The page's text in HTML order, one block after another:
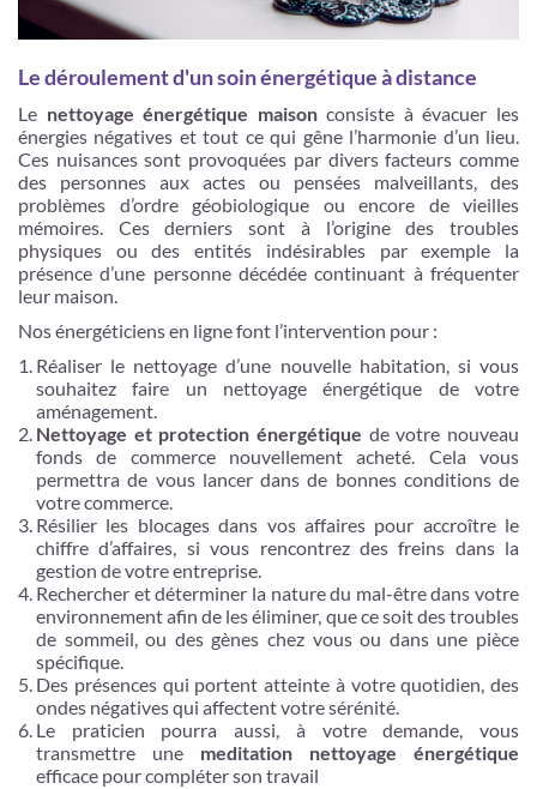
Le déroulement d'un soin énergétique à distance
Le nettoyage énergétique maisonconsiste à évacuer les
énergies négatives et tout ce qui gêne l’harmonie d’un lieu.
Ces nuisances sont provoquées par divers facteurs comme
des personnes aux actes ou pensées malveillants, des
problèmes d’ordre géobiologique ou encore de vieilles
mémoires. Ces derniers sont à l’origine des troubles
physiques ou des entités indésirables par exemple la
présence d’une personne décédée continuant à fréquenter
leur maison.
Nos énergéticiens en ligne font l’intervention pour :
Réaliser le nettoyage d’une nouvelle habitation, si vous
souhaitez faire un nettoyage énergétique de votre
aménagement.
Nettoyage et protection énergétique de votre nouveau
fonds de commerce nouvellement acheté. Cela vous
permettra de vous lancer dans de bonnes conditions de
votre commerce.
Résilier les blocages dans vos affaires pour accroître le
chiffre d’affaires, si vous rencontrez des freins dans la
gestion de votre entreprise.
Rechercher et déterminer la nature du mal-être dans votre
environnement afin de les éliminer, que ce soit des troubles
de sommeil, ou des gènes chez vous ou dans une pièce
spécifique.
Des présences qui portent atteinte à votre quotidien, des
ondes négatives qui affectent votre sérénité.
Le praticien pourra aussi, à votre demande, vous
transmettre une meditation nettoyage énergétique
efficace pour compléter son travail